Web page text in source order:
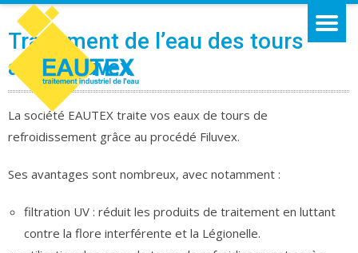
Traitement de l’eau des tours
avec Filuvex
La société EAUTEX traite vos eaux de tours de
refroidissement grâce au procédé Filuvex.
Ses avantages sont nombreux, avec notamment :
filtration UV : réduit les produits de traitement en luttant
contre la flore interférente et la Légionelle.